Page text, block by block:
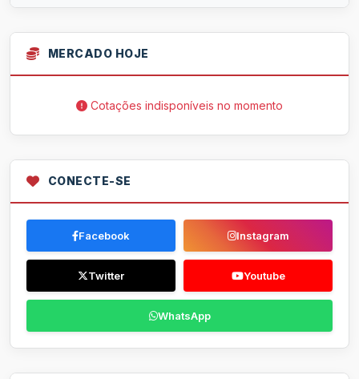
MERCADO HOJE
Cotações indisponíveis no momento
CONECTE-SE
Facebook Instagram
Twitter Youtube
WhatsApp